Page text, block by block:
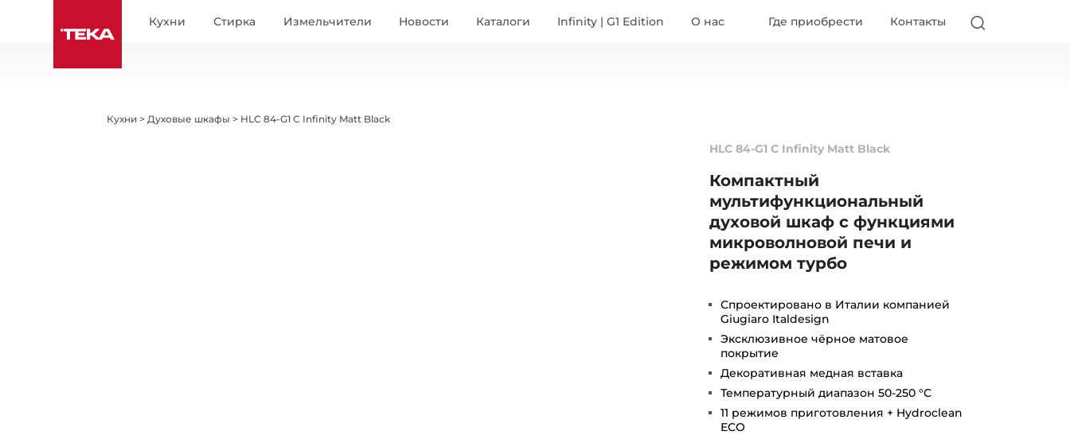
Кухни Стирка Измельчители Новости Каталоги Infinity | G1 Edition О нас Где приобрести Контакты
Кухни > Духовые шкафы > HLC 84-G1 C Infinity Matt Black
HLC 84-G1 C Infinity Matt Black
Компактный
мультифункциональный
духовой шкаф с функциями
микроволновой печи и
режимом турбо
Спроектировано в Италии компанией
Giugiaro Italdesign
Эксклюзивное чёрное матовое
покрытие
Декоративная медная вставка
Температурный диапазон 50-250 °С
11 режимов приготовления + Hydroclean
ECO